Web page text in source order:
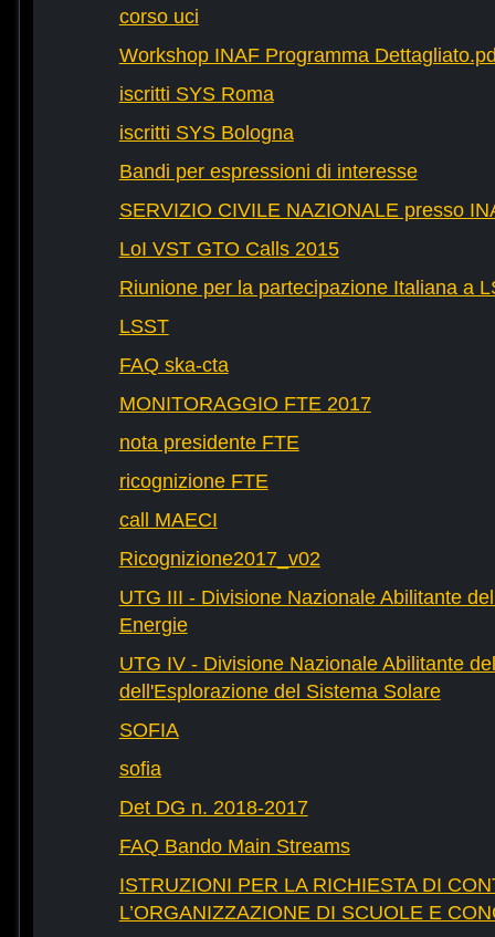
corso uci
Workshop INAF Programma
iscritti SYS Roma
iscritti SYS Bologna
Bandi per espressioni di interesse
SERVIZIO CIVILE NAZIONALE presso
LoI VST GTO Calls 2015
Riunione per la partecipazione Italiana a
LSST
FAQ ska-cta
MONITORAGGIO FTE 2017
nota presidente FTE
ricognizione FTE
call MAECI
Ricognizione2017_v02
UTG III - Divisione Nazionale Abilitante
Energie
UTG IV - Divisione Nazionale Abilitante
dell'Esplorazione del Sistema Solare
SOFIA
sofia
Det DG n. 2018-2017
FAQ Bando Main Streams
ISTRUZIONI PER LA RICHIESTA DI
L’ORGANIZZAZIONE DI SCUOLE E